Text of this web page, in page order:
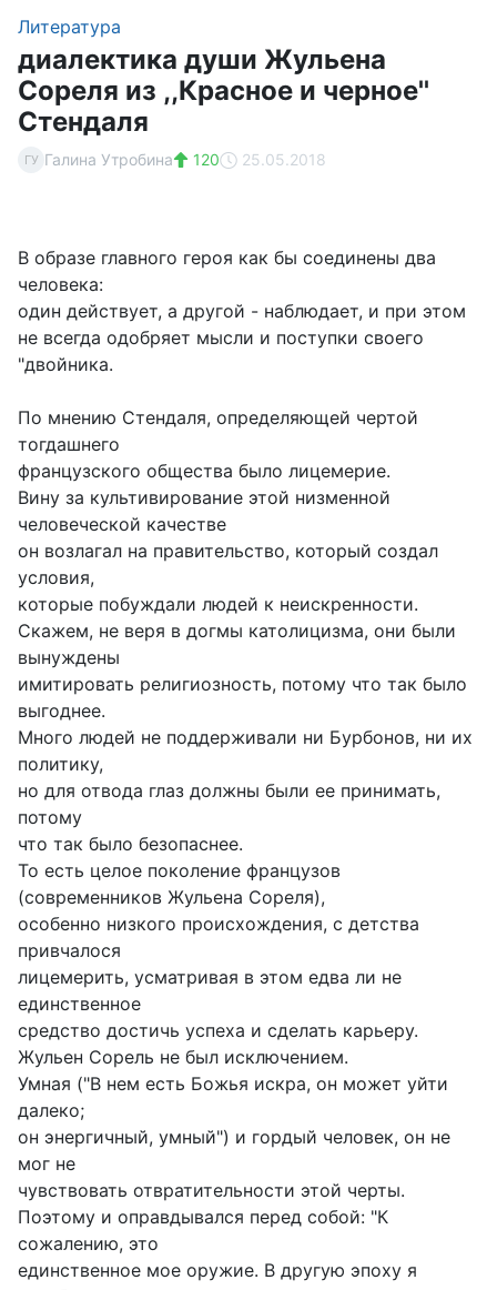
Литература
диалектика души Жульена
Сореля из ,,Красное и черное''
Стендаля
ГУ Галина Утробина 120 25.05.2018
В образе главного героя как бы соединены два
человека:
один действует, а другой - наблюдает, и при этом
не всегда одобряет мысли и поступки своего
"двойника.
По мнению Стендаля, определяющей чертой
тогдашнего
французского общества было лицемерие.
Вину за культивирование этой низменной
человеческой качестве
он возлагал на правительство, который создал
условия,
которые побуждали людей к неискренности.
Скажем, не веря в догмы католицизма, они были
вынуждены
имитировать религиозность, потому что так было
выгоднее.
Много людей не поддерживали ни Бурбонов, ни их
политику,
но для отвода глаз должны были ее принимать,
потому
что так было безопаснее.
То есть целое поколение французов
(современников Жульена Сореля),
особенно низкого происхождения, с детства
привчалося
лицемерить, усматривая в этом едва ли не
единственное
средство достичь успеха и сделать карьеру.
Жульен Сорель не был исключением.
Умная ("В нем есть Божья искра, он может уйти
далеко;
он энергичный, умный") и гордый человек, он не
мог не
чувствовать отвратительности этой черты.
Поэтому и оправдывался перед собой: "К
сожалению, это
единственное мое оружие. В другую эпоху я